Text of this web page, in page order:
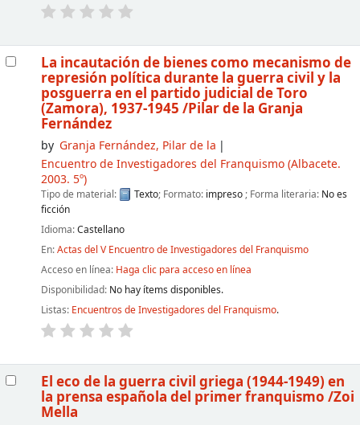
La incautación de bienes como mecanismo de
represión política durante la guerra civil y la
posguerra en el partido judicial de Toro
(Zamora), 1937-1945 /Pilar de la Granja
Fernández
by Granja Fernández, Pilar de la
Encuentro de Investigadores del Franquismo(Albacete.
2003. 5º)
Tipo de material: Texto; Formato: impreso ; Forma literaria: No es
ficción
Idioma:Castellano
En:Actas del V Encuentro de Investigadores del Franquismo
Acceso en línea: Haga clic para acceso en línea
Disponibilidad: No hay ítems disponibles.
Listas: Encuentros de Investigadores del Franquismo.
El eco de la guerra civil griega (1944-1949) en
la prensa española del primer franquismo /Zoi
Mella